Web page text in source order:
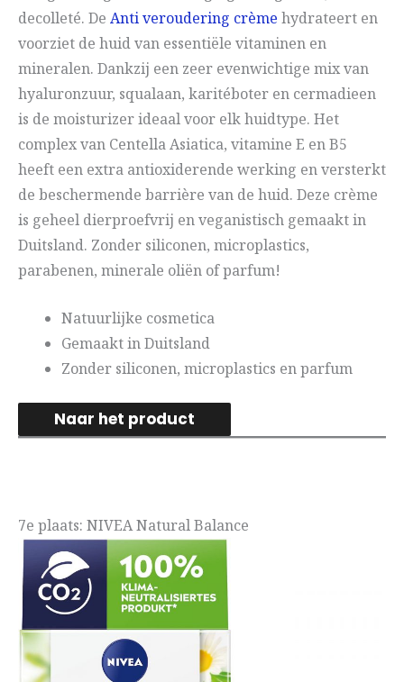
decolleté. De Anti veroudering crème hydrateert en
voorziet de huid van essentiële vitaminen en
mineralen. Dankzij een zeer evenwichtige mix van
hyaluronzuur, squalaan, karitéboter en cermadieen
is de moisturizer ideaal voor elk huidtype. Het
complex van Centella Asiatica, vitamine E en B5
heeft een extra antioxiderende werking en versterkt
de beschermende barrière van de huid. Deze crème
is geheel dierproefvrij en veganistisch gemaakt in
Duitsland. Zonder siliconen, microplastics,
parabenen, minerale oliën of parfum!
Natuurlijke cosmetica
Gemaakt in Duitsland
Zonder siliconen, microplastics en parfum
Naar het product
7e plaats: NIVEA Natural Balance